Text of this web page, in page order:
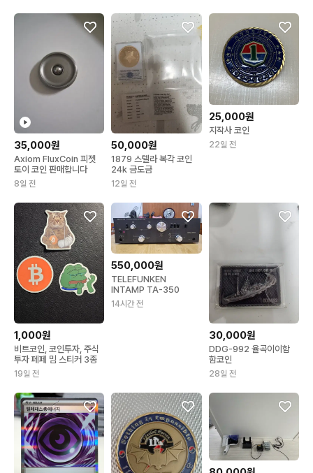
35,000원
Axiom FluxCoin 피젯
토이 코인 판매합니다
8일 전
50,000원
1879 스텔라 복각 코인
24k 금도금
12일 전
25,000원
지작사 코인
22일 전
1,000원
비트코인, 코인투자, 주식
투자 페페 밈 스티커 3종
19일 전
550,000원
TELEFUNKEN
INTAMP TA-350
14시간 전
30,000원
DDG-992 율곡이이함
함코인
28일 전